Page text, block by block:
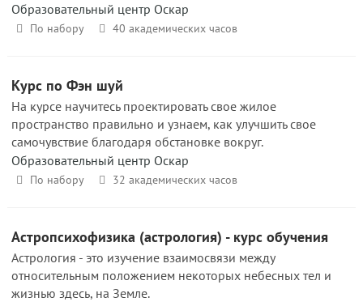
Образовательный центр Оскар
По набору 40 академических часов
Курс по Фэн шуй
На курсе научитесь проектировать свое жилое
пространство правильно и узнаем, как улучшить свое
самочувствие благодаря обстановке вокруг.
Образовательный центр Оскар
По набору 32 академических часов
Астропсихофизика (астрология) - курс обучения
Астрология - это изучение взаимосвязи между
относительным положением некоторых небесных тел и
жизнью здесь, на Земле.